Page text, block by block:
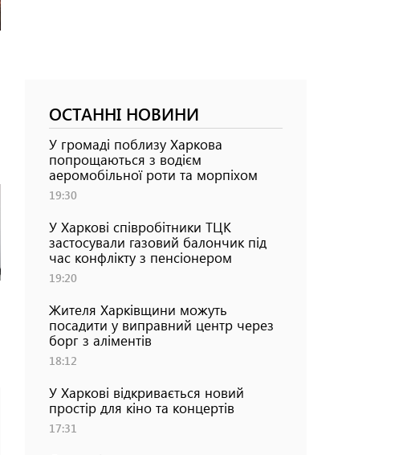
ОСТАННІ НОВИНИ
У громаді поблизу Харкова
попрощаються з водієм
аеромобільної роти та морпіхом
19:30
У Харкові співробітники ТЦК
застосували газовий балончик під
час конфлікту з пенсіонером
19:20
Жителя Харківщини можуть
посадити у виправний центр через
борг з аліментів
18:12
У Харкові відкривається новий
простір для кіно та концертів
17:31